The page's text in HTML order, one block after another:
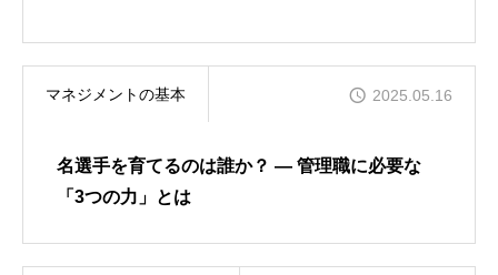
マネジメントの基本 2025.05.16
名選手を育てるのは誰か？ ― 管理職に必要な
「3つの力」とは